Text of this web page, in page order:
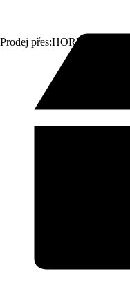
Prodej přes:HORNBACH